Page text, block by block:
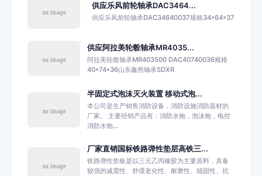
供应乐风前轮轴承DAC3464...
供应乐风前轮轴承DAC34640037规格34*64*37
供应阿拉美轮毂轴承MR4035...
阿拉美轮毂轴承MR403500 DAC40740036规格
40*74*36山东鑫然轴承SDXR
半固定式泡沫灭火装置 移动式泡...
本公司是生产销售消防设备，消防设施消防器材的
厂家。 主要经销产品有：消防水炮，泡沫炮，电控
消防水炮...
厂家直销国标铁路弹性垫层高铁三...
铁路弹性垫板是以三元乙丙橡胶为主要原料，具备
较强的减震性、舒缓老化性、耐磨性、稳固性、抗